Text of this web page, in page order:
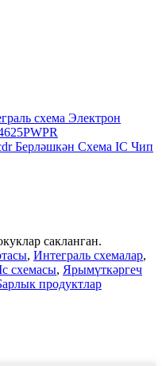
схема Электрон
Берләшкән Схема IC Чип
сакланган.
, Интеграль схемалар,
схемасы, Ярымүткәргеч
продуктлар